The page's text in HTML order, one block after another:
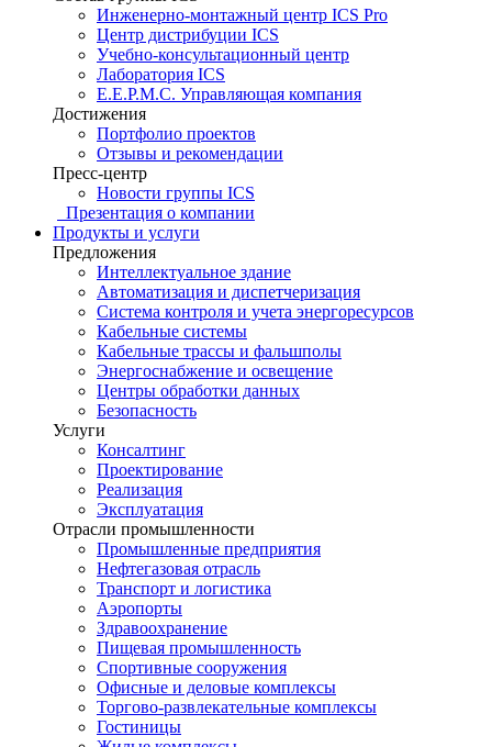
Инженерно-монтажный центр ICS Pro
Центр дистрибуции ICS
Учебно-консультационный центр
Лаборатория ICS
E.E.P.M.C. Управляющая компания
Достижения
Портфолио проектов
Отзывы и рекомендации
Пресс-центр
Новости группы ICS
Презентация о компании
Продукты и услуги
Предложения
Интеллектуальное здание
Автоматизация и диспетчеризация
Система контроля и учета энергоресурсов
Кабельные системы
Кабельные трассы и фальшполы
Энергоснабжение и освещение
Центры обработки данных
Безопасность
Услуги
Консалтинг
Проектирование
Реализация
Эксплуатация
Отрасли промышленности
Промышленные предприятия
Нефтегазовая отрасль
Транспорт и логистика
Аэропорты
Здравоохранение
Пищевая промышленность
Спортивные сооружения
Офисные и деловые комплексы
Торгово-развлекательные комплексы
Гостиницы